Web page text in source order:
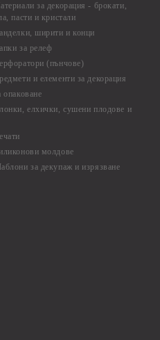
за декорация - брокати,
пасти и кристали
ширити и конци
за релеф
(пънчове)
и елементи за декорация
опаковане
елхички, сушени плодове и
молдове
за декупаж и изрязване